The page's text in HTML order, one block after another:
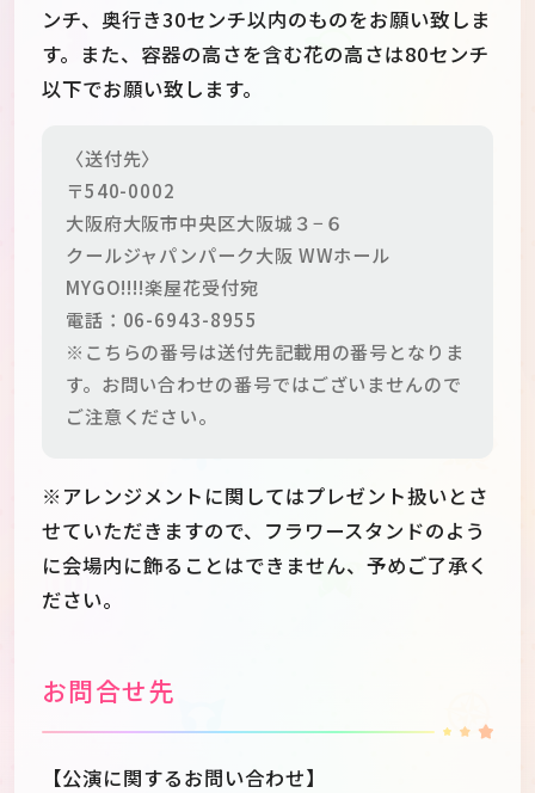
ンチ、奥行き30センチ以内のものをお願い致しま
す。また、容器の高さを含む花の高さは80センチ
以下でお願い致します。
〈送付先〉
〒540-0002
大阪府大阪市中央区大阪城３−６
クールジャパンパーク大阪 WWホール
MYGO!!!!楽屋花受付宛
電話：06-6943-8955
※こちらの番号は送付先記載用の番号となりま
す。お問い合わせの番号ではございませんので
ご注意ください。
※アレンジメントに関してはプレゼント扱いとさ
せていただきますので、フラワースタンドのよう
に会場内に飾ることはできません、予めご了承く
ださい。
お問合せ先
【公演に関するお問い合わせ】